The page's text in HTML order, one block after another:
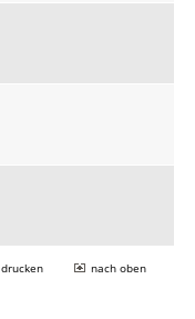
drucken nach oben